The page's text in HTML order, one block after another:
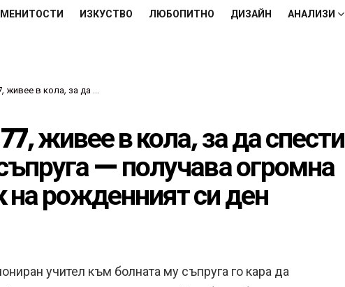
ИЗКУСТВО ЛЮБОПИТНО ДИЗАЙН АНАЛИЗИ
съпруга — получава огромна сума от ученик на рожденният си ден
живее в кола, за да спести
— получава огромна
на рожденният си ден
учител към болната му съпруга го кара да